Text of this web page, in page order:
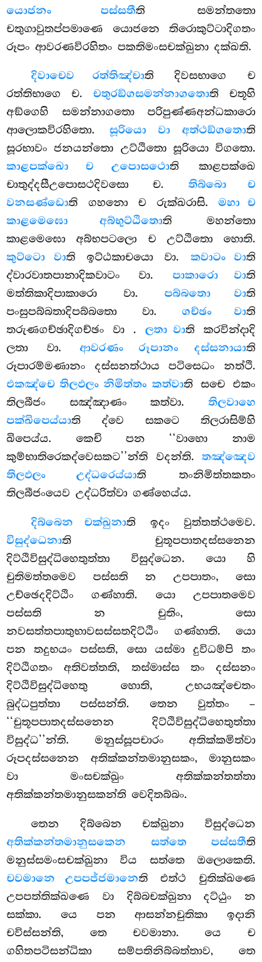
යොජනං පස්සතීති සමන්තතො
චතුගාවුතප්පමාණෙ යොජනෙ තිරොකුට්ටාදිගතං
රූපං ආවරණවිරහිතං පකතිමංසචක්ඛුනා දක්ඛති.
දිවාචෙව රත්තිඤ්චාති දිවසභාගෙ ච
රත්තිභාගෙ ච. චතුරඞ්ගසමන්නාගතොති චතූහි
අඞ්ගෙහි සමන්නාගතො පරිපුණ්ණඅන්ධකාරො
ආලොකවිරහිතො.සූරියො වා අත්ථඞ්ගතොති
සූරභාවං ජනයන්තො උට්ඨිතො සූරියො විගතො.
කාළපක්ඛො ච උපොසථොති කාළපක්ඛෙ
චාතුද්දසීඋපොසථදිවසො ච. තිබ්බො ච
වනසණ්ඩොති ගහනො ච රුක්ඛරාසි.මහා ච
කාළමෙඝො අබ්භුට්ඨිතොති මහන්තො
කාළමෙඝො අබ්භපටලො ච උට්ඨිතො හොති.
කුට්ටො වාති ඉට්ඨකාචයො වා. කවාටං වාති
ද්වාරවාතපානාදිකවාටං වා. පාකාරො වාති
මත්තිකාදිපාකාරො වා. පබ්බතො වාති
පංසුපබ්බතාදිපබ්බතො වා. ගච්ඡං වාති
තරුණගච්ඡාදිගච්ඡං වා. ලතා වාති කරවින්දාදි
ලතා වා. ආවරණං රූපානං දස්සනායාති
රූපාරම්මණානං දස්සනත්ථාය පටිසෙධං නත්ථි.
එකඤ්චෙ තිලඵලං නිමිත්තං කත්වාති සචෙ එකං
තිලබීජං සඤ්ඤාණං කත්වා. තිලවාහෙ
පක්ඛිපෙය්යාති ද්වෙ සකටෙ තිලරාසිම්හි
ඛිපෙය්ය. කෙචි පන ‘‘වාහො නාම
කුම්භාතිරෙකද්වෙසකට’’න්ති වදන්ති. තඤ්ඤෙව
තිලඵලං උද්ධරෙය්යාති තංනිමිත්තකතං
තිලබීජංයෙව උද්ධරිත්වා ගණ්හෙය්ය.
දිබ්බෙන චක්ඛුනාති ඉදං වුත්තත්ථමෙව.
විසුද්ධෙනාති චුතූපපාතදස්සනෙන
දිට්ඨිවිසුද්ධිහෙතුත්තා විසුද්ධෙන. යො හි
චුතිමත්තමෙව පස්සති න උපපාතං, සො
උච්ඡෙදදිට්ඨිං ගණ්හාති. යො උපපාතමෙව
පස්සති න චුතිං, සො
නවසත්තපාතුභාවසස්සතදිට්ඨිං ගණ්හාති. යො
පන තදුභයං පස්සති, සො යස්මා දුවිධම්පි තං
දිට්ඨිගතං අතිවත්තති, තස්මාස්ස තං දස්සනං
දිට්ඨිවිසුද්ධිහෙතු හොති, උභයඤ්චෙතං
බුද්ධපුත්තා පස්සන්ති. තෙන වුත්තං –
‘‘චුතූපපාතදස්සනෙන දිට්ඨිවිසුද්ධිහෙතුත්තා
විසුද්ධ’’න්ති. මනුස්සූපචාරං අතික්කමිත්වා
රූපදස්සනෙන අතික්කන්තමානුසකං, මානුසකං
වා මංසචක්ඛුං අතික්කන්තත්තා
අතික්කන්තමානුසකන්ති වෙදිතබ්බං.
තෙන දිබ්බෙන චක්ඛුනා විසුද්ධෙන
අතික්කන්තමානුසකෙන සත්තෙ පස්සතීති
මනුස්සමංසචක්ඛුනා විය සත්තෙ ඔලොකෙති.
චවමානෙ උපපජ්ජමානෙති එත්ථ චුතික්ඛණෙ
උපපත්තික්ඛණෙ වා දිබ්බචක්ඛුනා දට්ඨුං න
සක්කා. යෙ පන ආසන්නචුතිකා ඉදානි
චවිස්සන්ති, තෙ චවමානා. යෙ ච
ගහිතපටිසන්ධිකා සම්පතිනිබ්බත්තාව, තෙ